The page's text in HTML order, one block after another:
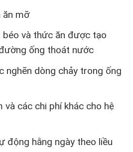
ăn mỡ
béo và thức ăn được tạo
ống thoát nước
nghẽn dòng chảy trong ống
và các chi phí khác cho hệ
động hằng ngày theo liều